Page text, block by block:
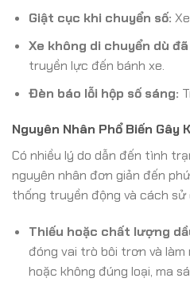
Giật cục khi chuyển số:
Xe không di chuyển dù đã
truyền lực đến bánh xe.
Đèn báo lỗi hộp số sáng:
Nguyên Nhân Phổ Biến Gây
Có nhiều lý do dẫn đến tình
nguyên nhân đơn giản đến
thống truyền động và cách sử
Thiếu hoặc chất lượng
đóng vai trò bôi trơn và làm
hoặc không đúng loại, ma